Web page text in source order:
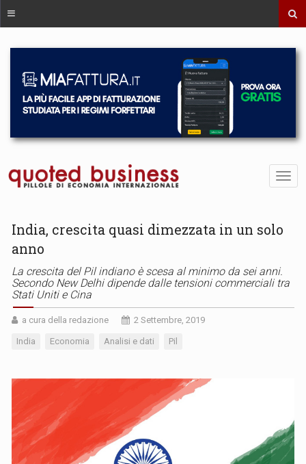
India, crescita quasi dimezzata in un solo
anno
La crescita del Pil indiano è scesa al minimo da sei anni.
Secondo New Delhi dipende dalle tensioni commerciali tra
Stati Uniti e Cina
a cura della redazione 2 Settembre, 2019
India Economia Analisi e dati Pil